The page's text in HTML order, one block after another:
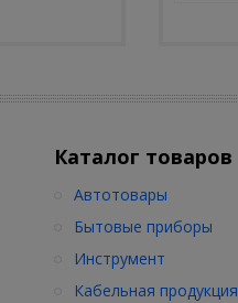
Каталог товаров
Автотовары
Бытовые приборы
Инструмент
Кабельная продукция